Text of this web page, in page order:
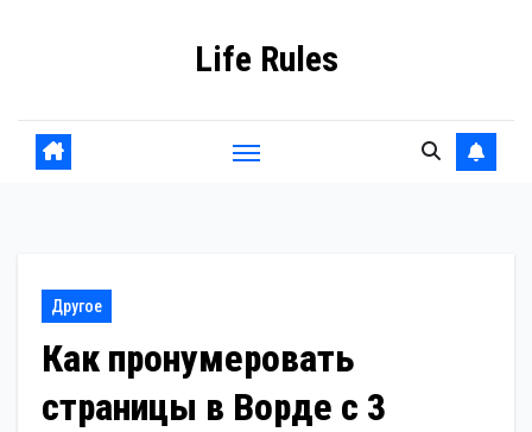
Life Rules
Другое
Как пронумеровать
страницы в Ворде с 3